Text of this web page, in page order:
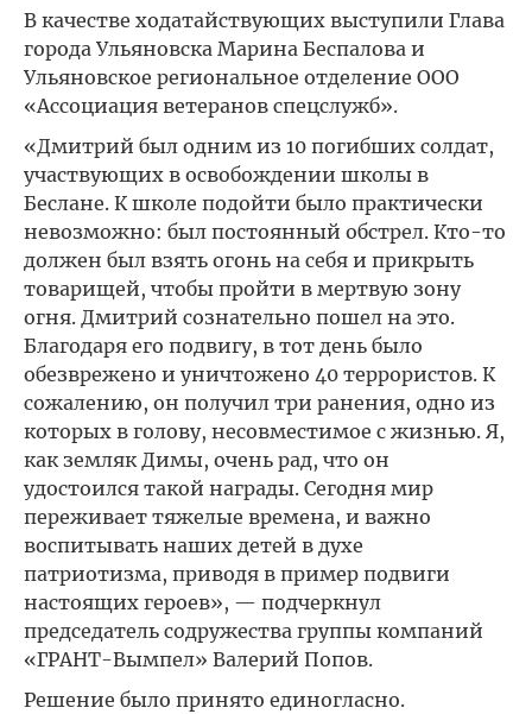
В качестве ходатайствующих выступили Глава
города Ульяновска Марина Беспалова и
Ульяновское региональное отделение ООО
«Ассоциация ветеранов спецслужб».
«Дмитрий был одним из 10 погибших солдат,
участвующих в освобождении школы в
Беслане. К школе подойти было практически
невозможно: был постоянный обстрел. Кто-то
должен был взять огонь на себя и прикрыть
товарищей, чтобы пройти в мертвую зону
огня. Дмитрий сознательно пошел на это.
Благодаря его подвигу, в тот день было
обезврежено и уничтожено 40 террористов. К
сожалению, он получил три ранения, одно из
которых в голову, несовместимое с жизнью. Я,
как земляк Димы, очень рад, что он
удостоился такой награды. Сегодня мир
переживает тяжелые времена, и важно
воспитывать наших детей в духе
патриотизма, приводя в пример подвиги
настоящих героев», — подчеркнул
председатель содружества группы компаний
«ГРАНТ-Вымпел» Валерий Попов.
Решение было принято единогласно.